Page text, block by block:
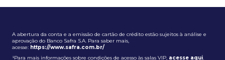
A abertura da conta e a emissão de cartão de crédito estão sujeitos à análise e
aprovação do Banco Safra S.A. Para saber mais,
acesse: https://www.safra.com.br/
¹Para mais informações sobre condições de acesso às salas VIP, acesse aqui.